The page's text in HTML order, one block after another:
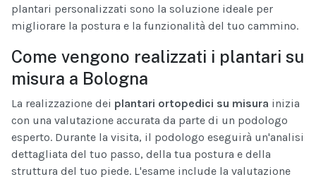
plantari personalizzati sono la soluzione ideale per
migliorare la postura e la funzionalità del tuo cammino.
Come vengono realizzati i plantari su
misura a Bologna
La realizzazione dei plantari ortopedici su misura inizia
con una valutazione accurata da parte di un podologo
esperto. Durante la visita, il podologo eseguirà un'analisi
dettagliata del tuo passo, della tua postura e della
struttura del tuo piede. L'esame include la valutazione